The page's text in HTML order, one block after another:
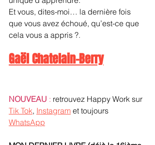
Et vous, dites-moi… la dernière fois
que vous avez échoué, qu’est-ce que
cela vous a appris ?.
Gaël Chatelain-Berry
NOUVEAU : retrouvez Happy Work sur
Tik Tok, Instagram et toujours
WhatsApp